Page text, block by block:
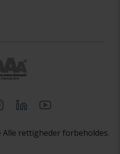
Alle rettigheder forbeholdes.